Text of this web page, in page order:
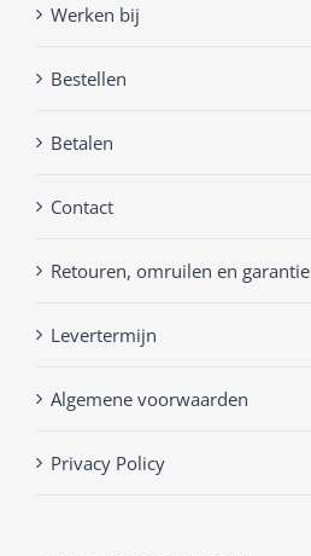
Werken bij
Bestellen
Betalen
Contact
Retouren, omruilen en garantie
Levertermijn
Algemene voorwaarden
Privacy Policy